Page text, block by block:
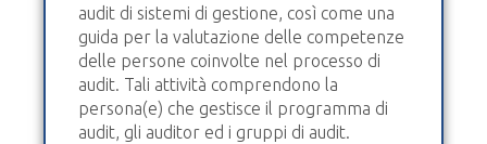
audit di sistemi di gestione, così come una
guida per la valutazione delle competenze
delle persone coinvolte nel processo di
audit. Tali attività comprendono la
persona(e) che gestisce il programma di
audit, gli auditor ed i gruppi di audit.